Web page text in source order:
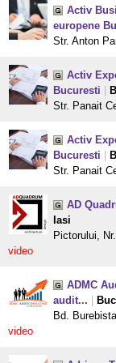
Activ
europene
Str. Anton
Activ
Bucuresti
Str. Panait
Activ
Bucuresti
Str. Panait
AD
Iasi
Pictorului,
video
ADMC
audit...
Bd.
video